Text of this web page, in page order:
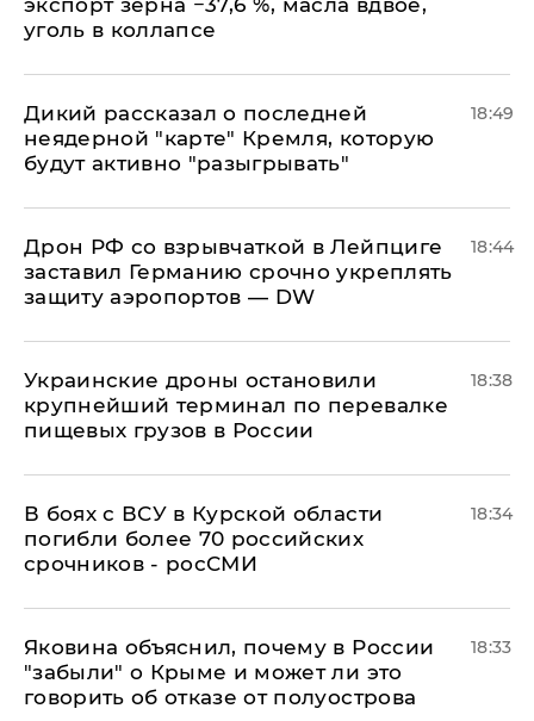
уголь в коллапсе
Дикий рассказал о последней
неядерной "карте" Кремля, которую
будут активно "разыгрывать"
18:49
​Дрон РФ со взрывчаткой в Лейпциге
заставил Германию срочно укреплять
защиту аэропортов — DW
18:44
Украинские дроны остановили
крупнейший терминал по перевалке
пищевых грузов в России
18:38
В боях с ВСУ в Курской области
погибли более 70 российских
срочников - росСМИ
18:34
Яковина объяснил, почему в России
"забыли" о Крыме и может ли это
говорить об отказе от полуострова
18:33